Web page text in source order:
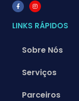
LINKS RÁPIDOS
Sobre Nós
Serviços
Parceiros